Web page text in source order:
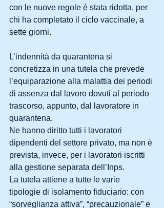
con le nuove regole è stata ridotta, per
chi ha completato il ciclo vaccinale, a
sette giorni.
L’indennità da quarantena si
concretizza in una tutela che prevede
l’equiparazione alla malattia dei periodi
di assenza dal lavoro dovuti al periodo
trascorso, appunto, dal lavoratore in
quarantena.
Ne hanno diritto tutti i lavoratori
dipendenti del settore privato, ma non è
prevista, invece, per i lavoratori iscritti
alla gestione separata dell’Inps.
La tutela attiene a tutte le varie
tipologie di isolamento fiduciario: con
“sorveglianza attiva”, “precauzionale” e